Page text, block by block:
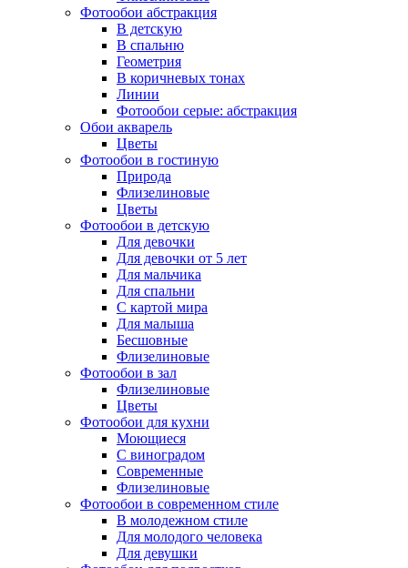
Фотообои абстракция
В детскую
В спальню
Геометрия
В коричневых тонах
Линии
Фотообои серые: абстракция
Обои акварель
Цветы
Фотообои в гостиную
Природа
Флизелиновые
Цветы
Фотообои в детскую
Для девочки
Для девочки от 5 лет
Для мальчика
Для спальни
С картой мира
Для малыша
Бесшовные
Флизелиновые
Фотообои в зал
Флизелиновые
Цветы
Фотообои для кухни
Моющиеся
С виноградом
Современные
Флизелиновые
Фотообои в современном стиле
В молодежном стиле
Для молодого человека
Для девушки